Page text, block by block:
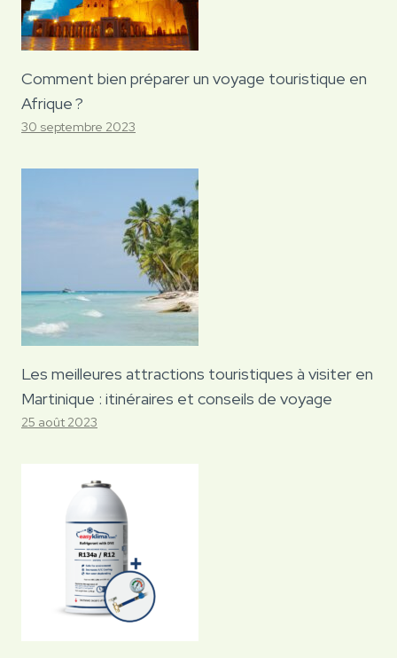
Comment bien préparer un voyage touristique en
Afrique ?
30 septembre 2023
Les meilleures attractions touristiques à visiter en
Martinique : itinéraires et conseils de voyage
25 août 2023